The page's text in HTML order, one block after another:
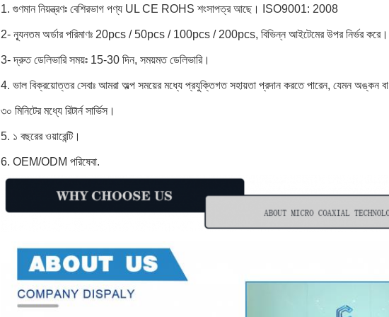
1. গুণমান নিয়ন্ত্রণঃ বেশিরভাগ পণ্য UL CE ROHS শংসাপত্র আছে। ISO9001: 2008
2- ন্যূনতম অর্ডার পরিমাণঃ 20pcs / 50pcs / 100pcs / 200pcs, বিভিন্ন আইটেমের উপর নির্ভর করে।
3- দ্রুত ডেলিভারি সময়ঃ 15-30 দিন, সময়মত ডেলিভারি।
4. ভাল বিক্রয়োত্তর সেবাঃ আমরা অল্প সময়ের মধ্যে প্রযুক্তিগত সহায়তা প্রদান করতে পারেন, যেমন অঙ্কন বা
৩০ মিনিটের মধ্যে রিটার্ন সার্ভিস।
5. ১ বছরের ওয়ারেন্টি।
6. OEM/ODM পরিষেবা.